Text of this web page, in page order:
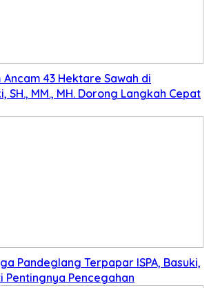
43 Hektare Sawah di
SH., MM., MH. Dorong Langkah Cepat
Pandeglang Terpapar ISPA, Basuki,
Pentingnya Pencegahan